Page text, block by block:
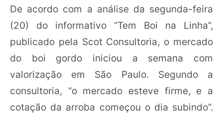
De acordo com a análise da segunda-feira
(20) do informativo “Tem Boi na Linha”,
publicado pela Scot Consultoria, o mercado
do boi gordo iniciou a semana com
valorização em São Paulo. Segundo a
consultoria, “o mercado esteve firme, e a
cotação da arroba começou o dia subindo”.